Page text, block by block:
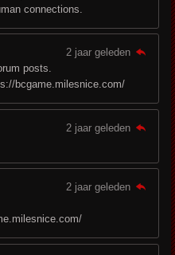
connections.
2 jaar geleden
posts.
bcgame.milesnice.com/
2 jaar geleden
2 jaar geleden